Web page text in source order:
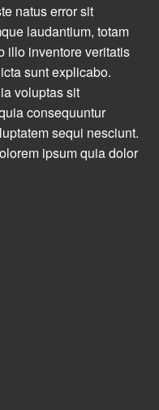
natus error sit
laudantium, totam
illo inventore veritatis
sunt explicabo.
voluptas sit
consequuntur
sequi nesciunt.
ipsum quia dolor